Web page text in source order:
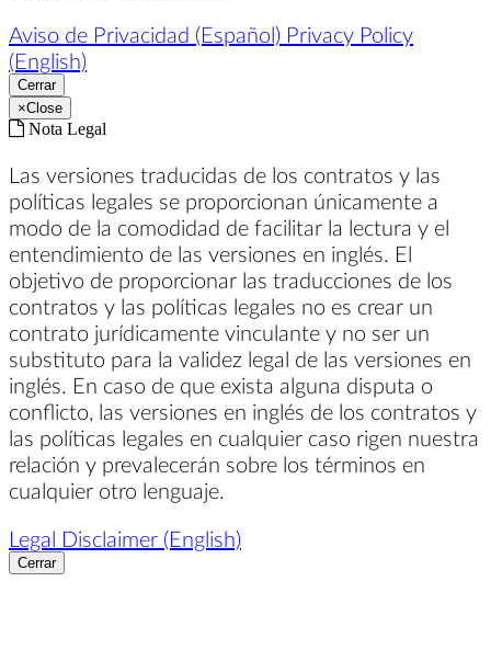
Aviso de Privacidad (Español) Privacy Policy
(English)
Cerrar
×Close
Nota Legal
Las versiones traducidas de los contratos y las
políticas legales se proporcionan únicamente a
modo de la comodidad de facilitar la lectura y el
entendimiento de las versiones en inglés. El
objetivo de proporcionar las traducciones de los
contratos y las políticas legales no es crear un
contrato jurídicamente vinculante y no ser un
substituto para la validez legal de las versiones en
inglés. En caso de que exista alguna disputa o
conflicto, las versiones en inglés de los contratos y
las políticas legales en cualquier caso rigen nuestra
relación y prevalecerán sobre los términos en
cualquier otro lenguaje.
Legal Disclaimer (English)
Cerrar